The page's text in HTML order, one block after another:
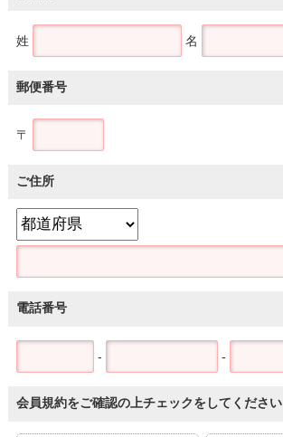
姓 名
郵便番号
〒
ご住所
電話番号
- -
会員規約をご確認の上チェックをしてください